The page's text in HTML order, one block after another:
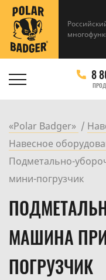
8
«Polar Badger»
Навесное
Подметально-
мини-погрузчик
МАШИНА
ПОГРУЗЧИК